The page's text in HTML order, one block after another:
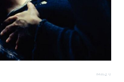
IMdbより